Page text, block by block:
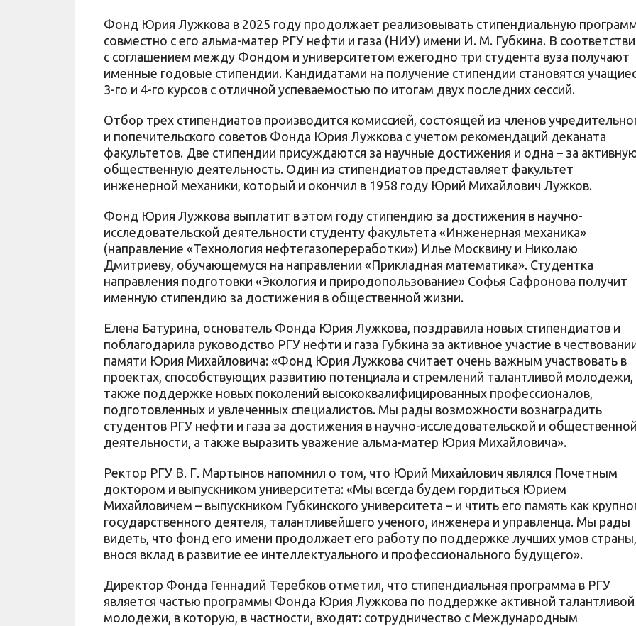
Фонд Юрия Лужкова в 2025 году продолжает реализовывать стипендиальную
совместно с его альма-матер РГУ нефти и газа (НИУ) имени И. М. Губкина. В
с соглашением между Фондом и университетом ежегодно три студента вуза получают
именные годовые стипендии. Кандидатами на получение стипендии становятся
3-го и 4-го курсов с отличной успеваемостью по итогам двух последних сессий.
Отбор трех стипендиатов производится комиссией, состоящей из членов
и попечительского советов Фонда Юрия Лужкова с учетом рекомендаций деканата
факультетов. Две стипендии присуждаются за научные достижения и одна – за
общественную деятельность. Один из стипендиатов представляет факультет
инженерной механики, который и окончил в 1958 году Юрий Михайлович Лужков.
Фонд Юрия Лужкова выплатит в этом году стипендию за достижения в научно-
исследовательской деятельности студенту факультета «Инженерная механика»
(направление «Технология нефтегазопереработки») Илье Москвину и Николаю
Дмитриеву, обучающемуся на направлении «Прикладная математика». Студентка
направления подготовки «Экология и природопользование» Софья Сафронова получит
именную стипендию за достижения в общественной жизни.
Елена Батурина, основатель Фонда Юрия Лужкова, поздравила новых стипендиатов и
поблагодарила руководство РГУ нефти и газа Губкина за активное участие в
памяти Юрия Михайловича: «Фонд Юрия Лужкова считает очень важным участвовать в
проектах, способствующих развитию потенциала и стремлений талантливой молодежи,
также поддержке новых поколений высококвалифицированных профессионалов,
подготовленных и увлеченных специалистов. Мы рады возможности вознаградить
студентов РГУ нефти и газа за достижения в научно-исследовательской и общественной
деятельности, а также выразить уважение альма-матер Юрия Михайловича».
Ректор РГУ В. Г. Мартынов напомнил о том, что Юрий Михайлович являлся Почетным
доктором и выпускником университета: «Мы всегда будем гордиться Юрием
Михайловичем – выпускником Губкинского университета – и чтить его память как
государственного деятеля, талантливейшего ученого, инженера и управленца. Мы рады
видеть, что фонд его имени продолжает его работу по поддержке лучших умов страны,
внося вклад в развитие ее интеллектуального и профессионального будущего».
Директор Фонда Геннадий Теребков отметил, что стипендиальная программа в РГУ
является частью программы Фонда Юрия Лужкова по поддержке активной талантливой
молодежи, в которую, в частности, входят: сотрудничество с Международным